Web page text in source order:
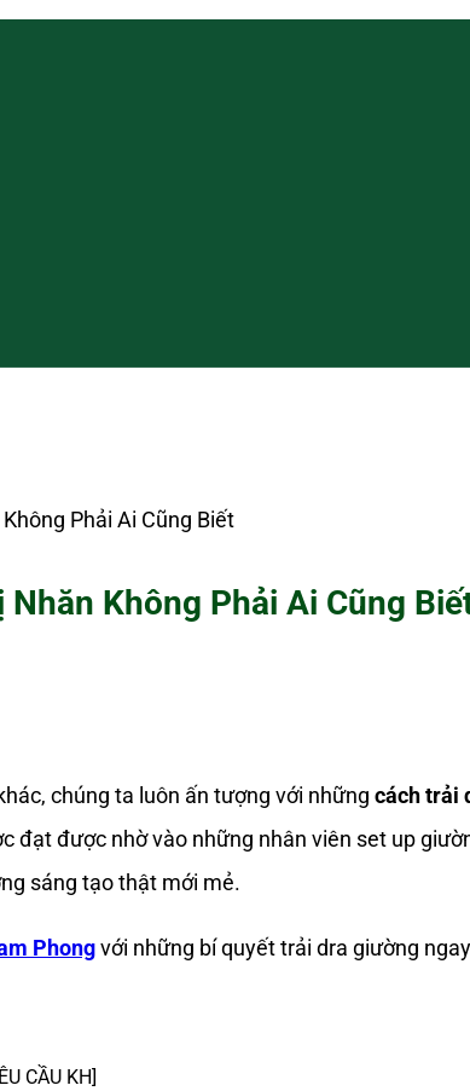
Phải Ai Cũng Biết
Không Phải Ai Cũng
chúng ta luôn ấn tượng với những cách trải
được nhờ vào những nhân viên set up
sáng tạo thật mới mẻ.
Phongvới những bí quyết trải dra giường
CẦU KH]